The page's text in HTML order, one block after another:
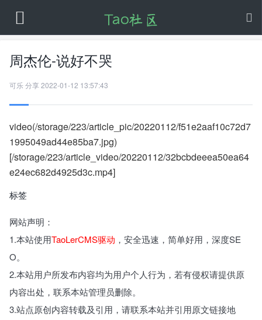
周杰伦-说好不哭
可乐分享2022-01-12 13:57:43
video(/storage/223/article_pic/20220112/f51e2aaf10c72d7
1995049ad44e85ba7.jpg)
[/storage/223/article_video/20220112/32bcbdeeea50ea64
e24ec682d4925d3c.mp4]
标签
网站声明：
1.本站使用TaoLerCMS驱动 ，安全迅速，简单好用，深度SE
O。
2.本站用户所发布内容均为用户个人行为，若有侵权请提供原
内容出处，联系本站管理员删除。
3.站点原创内容转载及引用，请联系本站并引用原文链接地